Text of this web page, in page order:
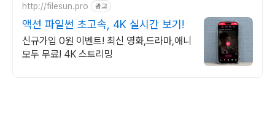
http://filesun.pro 광고
액션 파일썬 초고속, 4K 실시간 보기!
신규가입 0원 이벤트! 최신 영화,드라마,애니
모두 무료! 4K 스트리밍